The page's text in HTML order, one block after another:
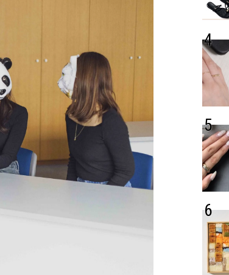
塗
す
ク
テ
シ
【トレンドの巻き方３選】結婚
式ゲスト服の鉄板“シンプル黒ワ
ンピ”は『スカーフ』で盛るのが
正解！ | CLASSY.[クラッシィ]
WEDDING Aug, 18, 2025
20万円台〜【カルティエ人気リ
ング４選】ラブ、トリニティetc.
を『マリッジ』に選ぶ人増えて
ます！ | CLASSY.[クラッシィ]